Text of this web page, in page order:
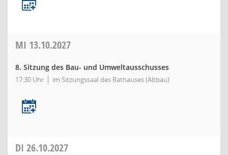
MI 13.10.2027
8. Sitzung des Bau- und Umweltausschusses
17:30 Uhr im Sitzungssaal des Rathauses (Altbau)
DI 26.10.2027